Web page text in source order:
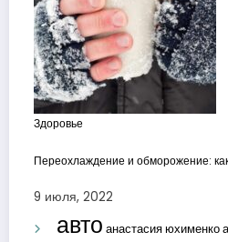
Здоровье
Переохлаждение и обморожение:
9 июля, 2022
авто анастасия юхименко